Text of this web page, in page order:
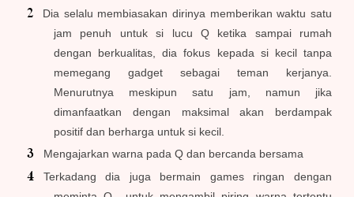
Dia selalu membiasakan dirinya memberikan waktu satu
jam penuh untuk si lucu Q ketika sampai rumah
dengan berkualitas, dia fokus kepada si kecil tanpa
memegang gadget sebagai teman kerjanya.
Menurutnya meskipun satu jam, namun jika
dimanfaatkan dengan maksimal akan berdampak
positif dan berharga untuk si kecil.
Mengajarkan warna pada Q dan bercanda bersama
Terkadang dia juga bermain games ringan dengan